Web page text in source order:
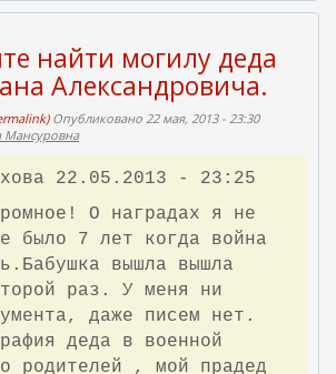
найти могилу деда
Александровича.
Опубликовано 22 мая, 2013 - 23:30
Мансуровна
22.05.2013 - 23:25
О наградах я не
было 7 лет когда война
вышла вышла
раз. У меня ни
даже писем нет.
деда в военной
родителей , мой прадед